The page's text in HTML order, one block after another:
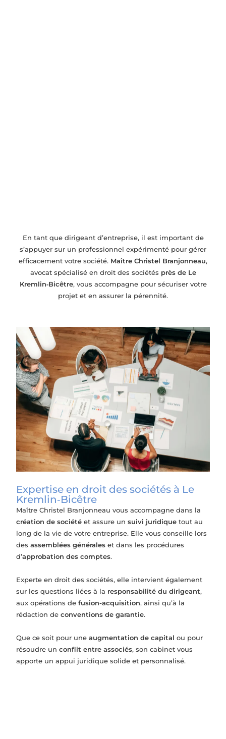
En tant que dirigeant d’entreprise, il est important de
s’appuyer sur un professionnel expérimenté pour gérer
efficacement votre société. Maître Christel Branjonneau,
avocat spécialisé en droit des sociétés près de Le
Kremlin‑Bicêtre, vous accompagne pour sécuriser votre
projet et en assurer la pérennité.
Expertise en droit des sociétés à Le
Kremlin‑Bicêtre
Maître Christel Branjonneau vous accompagne dans la
création de société et assure unsuivi juridiquetout au
long de la vie de votre entreprise. Elle vous conseille lors
desassemblées générales et dans les procédures
d’approbation des comptes.
Experte en droit des sociétés, elle intervient également
sur les questions liées à la responsabilité du dirigeant,
aux opérations defusion-acquisition, ainsi qu’à la
rédaction deconventions de garantie.
Que ce soit pour uneaugmentation de capital ou pour
résoudre unconflit entre associés, son cabinet vous
apporte un appui juridique solide et personnalisé.